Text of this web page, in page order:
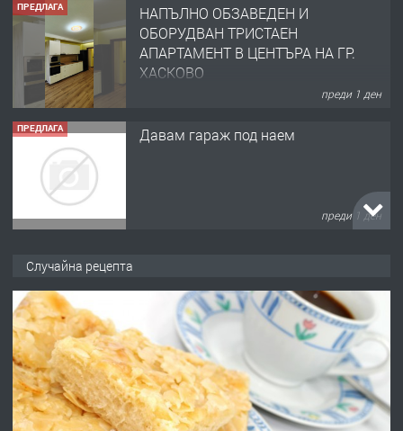
ПРЕДЛАГА
НАПЪЛНО ОБЗАВЕДЕН И
ОБОРУДВАН ТРИСТАЕН
АПАРТАМЕНТ В ЦЕНТЪРА НА ГР.
ХАСКОВО
преди 1 ден
ПРЕДЛАГА Давам гараж под наем
преди 1 ден
градската градина!
преди 1 ден
ПРЕДЛАГА
ПРОСТОРЕН ТРИСТАЕН
АПАРТАМЕНТ В НОВА СГРАДА КВ.
КУБА
Случайна рецепта